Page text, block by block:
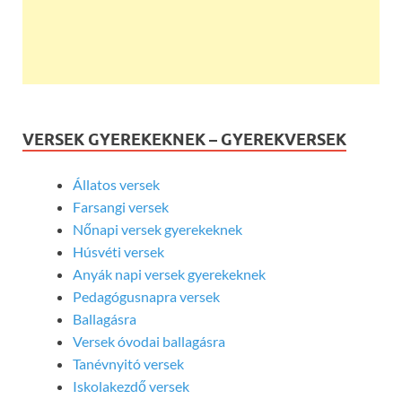
VERSEK GYEREKEKNEK – GYEREKVERSEK
Állatos versek
Farsangi versek
Nőnapi versek gyerekeknek
Húsvéti versek
Anyák napi versek gyerekeknek
Pedagógusnapra versek
Ballagásra
Versek óvodai ballagásra
Tanévnyitó versek
Iskolakezdő versek